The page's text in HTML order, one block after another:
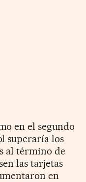
en el segundo
superaría los
al término de
las tarjetas
en